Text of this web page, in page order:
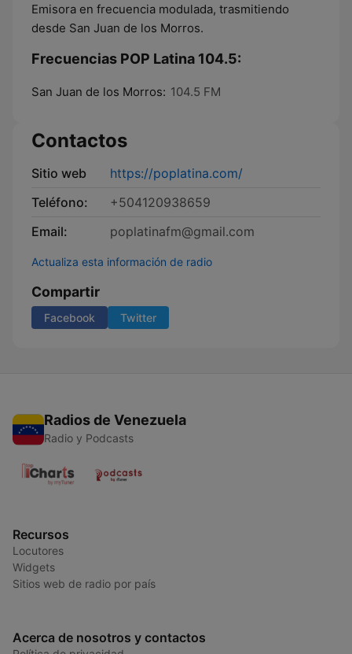
Emisora en frecuencia modulada, trasmitiendo
desde San Juan de los Morros.
Frecuencias POP Latina 104.5:
San Juan de los Morros: 104.5 FM
Contactos
Sitio web
https://poplatina.com/
Teléfono:
+504120938659
Email:
poplatinafm@gmail.com
Actualiza esta información de radio
Compartir
Facebook Twitter
Radios de Venezuela
Radio y Podcasts
Recursos
Locutores
Widgets
Sitios web de radio por país
Acerca de nosotros y contactos